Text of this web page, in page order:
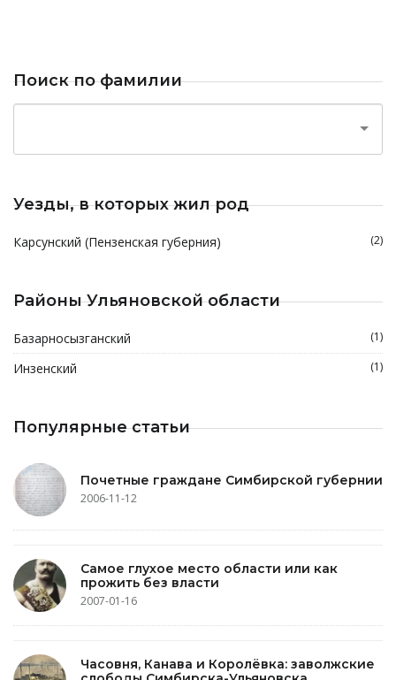
Поиск по фамилии
Уезды, в которых жил род
Карсунский (Пензенская губерния) (2)
Районы Ульяновской области
Базарносызганский (1)
Инзенский (1)
Популярные статьи
Почетные граждане Симбирской губернии
2006-11-12
Самое глухое место области или как
прожить без власти
2007-01-16
Часовня, Канава и Королёвка: заволжские